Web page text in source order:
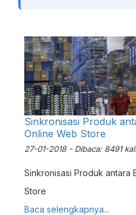
Sinkronisasi Produk
Online Web Store
27-01-2018 - Dibaca: 8491
Sinkronisasi Produk antara
Store
Baca selengkapnya...